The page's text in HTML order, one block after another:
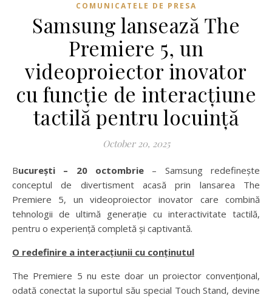
COMUNICATELE DE PRESA
Samsung lansează The
Premiere 5, un
videoproiector inovator
cu funcție de interacțiune
tactilă pentru locuință
October 20, 2025
București – 20 octombrie – Samsung redefinește
conceptul de divertisment acasă prin lansarea The
Premiere 5, un videoproiector inovator care combină
tehnologii de ultimă generație cu interactivitate tactilă,
pentru o experiență completă și captivantă.
O redefinire a interacțiunii cu conținutul
The Premiere 5 nu este doar un proiector convențional,
odată conectat la suportul său special Touch Stand, devine